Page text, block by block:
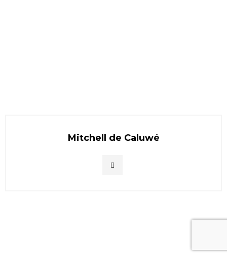
Mitchell de Caluwé